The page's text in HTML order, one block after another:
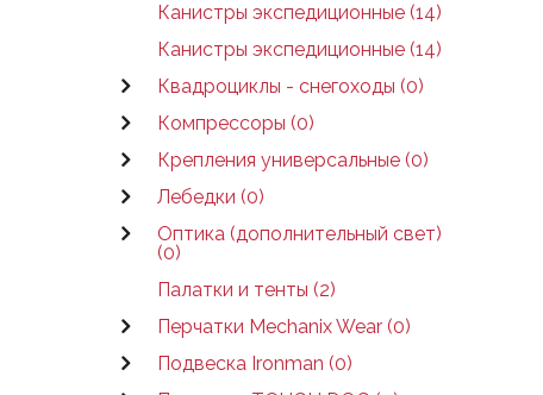
Канистры экспедиционные (14)
Канистры экспедиционные (14)
Квадроциклы - снегоходы (0)
Компрессоры (0)
Крепления универсальные (0)
Лебедки (0)
Оптика (дополнительный свет)
(0)
Палатки и тенты (2)
Перчатки Mechanix Wear (0)
Подвеска Ironman (0)